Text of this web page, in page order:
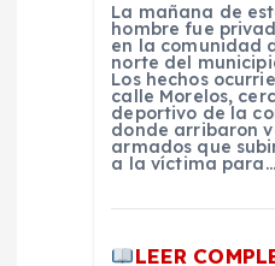
La mañana de
hombre fue
en la comunidad
norte del
Los hechos
calle Morelos,
deportivo de la
donde arribaron
armados que
a la víctima para…
LEER